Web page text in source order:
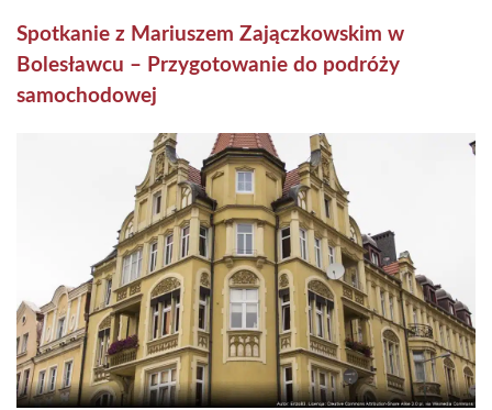
Spotkanie z Mariuszem Zajączkowskim w
Bolesławcu – Przygotowanie do podróży
samochodowej